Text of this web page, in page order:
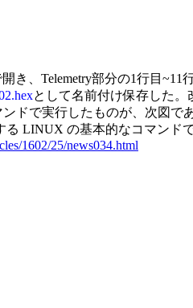
開き、Telemetry部分の1行目~11
として名前付け保存した。
1602/25/news034.html